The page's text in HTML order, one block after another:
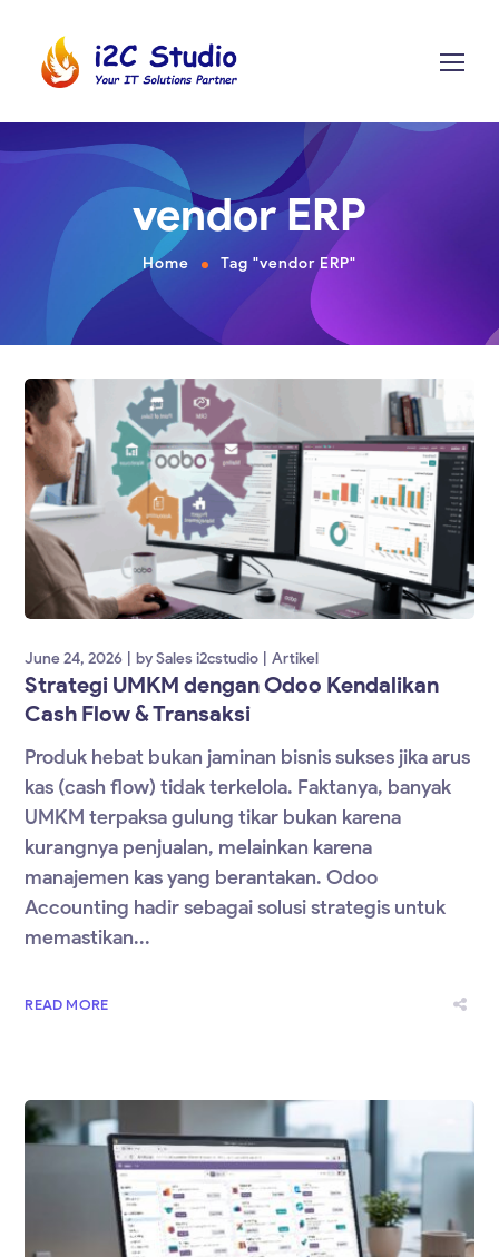
vendor ERP
Home Tag "vendor ERP"
June 24, 2026 bySales i2cstudio Artikel
Strategi UMKM dengan Odoo Kendalikan
Cash Flow & Transaksi
Produk hebat bukan jaminan bisnis sukses jika arus
kas (cash flow) tidak terkelola. Faktanya, banyak
UMKM terpaksa gulung tikar bukan karena
kurangnya penjualan, melainkan karena
manajemen kas yang berantakan. Odoo
Accounting hadir sebagai solusi strategis untuk
memastikan...
READ MORE